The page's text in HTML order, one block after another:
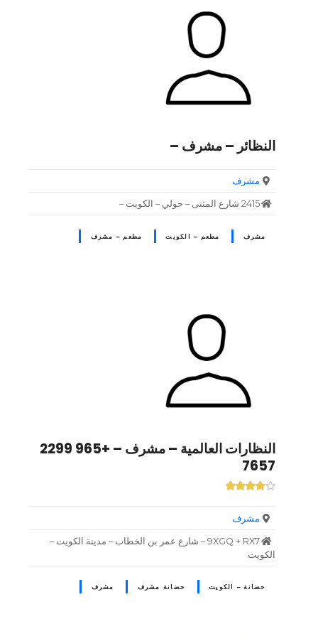
النظائر – مشرف –
مشرف
2415 شارع المثنى – حولي – الكويت –
مشرف مطعم – الكويت مطعم – مشرف
النظارات العالمية – مشرف – +965 2299
7657
مشرف
9XGQ + RX7 – شارع عمر بن الخطاب – مدينة الكويت –
الكويت
حضانة – الكويت حضانة مشرف مشرف